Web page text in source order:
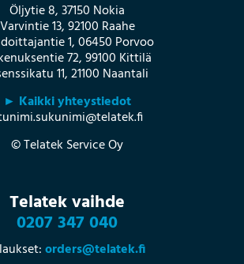
Öljytie 8, 37150 Nokia
Varvintie 13, 92100 Raahe
1, 06450 Porvoo
72, 99100 Kittilä
11, 21100 Naantali
► Kaikki yhteystiedot
© Telatek Service Oy
Telatek vaihde
0207 347 040
orders@telatek.fi